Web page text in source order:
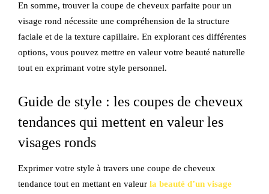
En somme, trouver la coupe de cheveux parfaite pour un
visage rond nécessite une compréhension de la structure
faciale et de la texture capillaire. En explorant ces différentes
options, vous pouvez mettre en valeur votre beauté naturelle
tout en exprimant votre style personnel.
Guide de style : les coupes de cheveux
tendances qui mettent en valeur les
visages ronds
Exprimer votre style à travers une coupe de cheveux
tendance tout en mettant en valeur la beauté d’un visage